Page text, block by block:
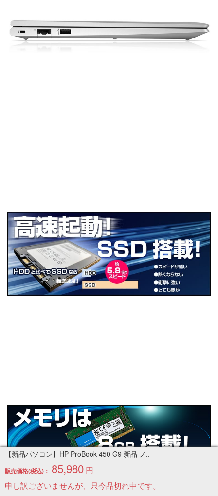
【新品パソコン】HP ProBook 450 G9 新品 ノ..
販売価格(税込)： 85,980 円
申し訳ございませんが、只今品切れ中です。